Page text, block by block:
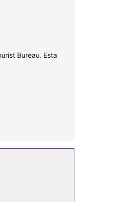
Bureau. Esta
total.